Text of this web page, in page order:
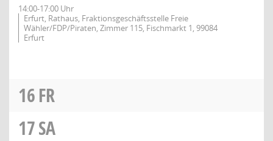
14:00-17:00 Uhr
Erfurt, Rathaus, Fraktionsgeschäftsstelle Freie
Wähler/FDP/Piraten, Zimmer 115, Fischmarkt 1, 99084
Erfurt
16FR
17SA